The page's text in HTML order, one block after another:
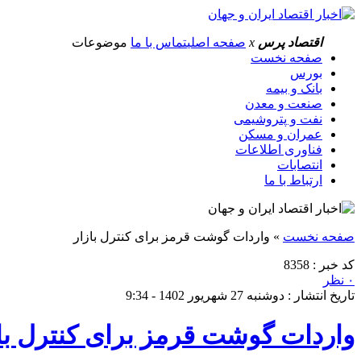
اقتصاد پرس x صفحه اصلیتماس با ما موضوعات
صفحه نخست
بورس
بانک و بیمه
صنعت و معدن
نفت و پتروشیمی
عمران و مسکن
فناوری اطلاعات
انتصابات
ارتباط با ما
صفحه نخست » واردات گوشت قرمز برای کنترل بازار
کد خبر : 8358
۰ نظر
تاریخ انتشار : دوشنبه 27 شهریور 1402 - 9:34
واردات گوشت قرمز برای کنترل